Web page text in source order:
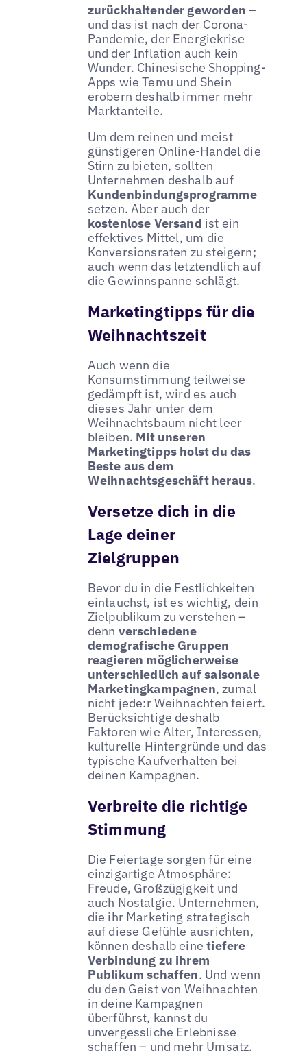
zurückhaltender geworden–
und das ist nach der Corona-
Pandemie, der Energiekrise
und der Inflation auch kein
Wunder. Chinesische Shopping-
Apps wie Temu und Shein
erobern deshalb immer mehr
Marktanteile.
Um dem reinen und meist
günstigeren Online-Handel die
Stirn zu bieten, sollten
Unternehmen deshalb auf
Kundenbindungsprogramme
setzen. Aber auch der
kostenlose Versand ist ein
effektives Mittel, um die
Konversionsraten zu steigern;
auch wenn das letztendlich auf
die Gewinnspanne schlägt.
Marketingtipps für die
Weihnachtszeit
Auch wenn die
Konsumstimmung teilweise
gedämpft ist, wird es auch
dieses Jahr unter dem
Weihnachtsbaum nicht leer
bleiben. Mit unseren
Marketingtipps holst du das
Beste aus dem
Weihnachtsgeschäft heraus.
Versetze dich in die
Lage deiner
Zielgruppen
Bevor du in die Festlichkeiten
eintauchst, ist es wichtig, dein
Zielpublikum zu verstehen –
denn verschiedene
demografische Gruppen
reagieren möglicherweise
unterschiedlich auf saisonale
Marketingkampagnen, zumal
nicht jede:r Weihnachten feiert.
Berücksichtige deshalb
Faktoren wie Alter, Interessen,
kulturelle Hintergründe und das
typische Kaufverhalten bei
deinen Kampagnen.
Verbreite die richtige
Stimmung
Die Feiertage sorgen für eine
einzigartige Atmosphäre:
Freude, Großzügigkeit und
auch Nostalgie. Unternehmen,
die ihr Marketing strategisch
auf diese Gefühle ausrichten,
können deshalb einetiefere
Verbindung zu ihrem
Publikum schaffen. Und wenn
du den Geist von Weihnachten
in deine Kampagnen
überführst, kannst du
unvergessliche Erlebnisse
schaffen – und mehr Umsatz.